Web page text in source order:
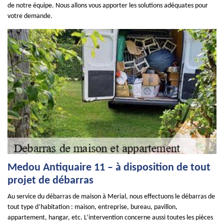
de notre équipe. Nous allons vous apporter les solutions adéquates pour
votre demande.
Medou Antiquaire 11 – à disposition de tout
projet de débarras
Au service du débarras de maison à Merial, nous effectuons le débarras de
tout type d’habitation : maison, entreprise, bureau, pavillon,
appartement, hangar, etc. L’intervention concerne aussi toutes les pièces